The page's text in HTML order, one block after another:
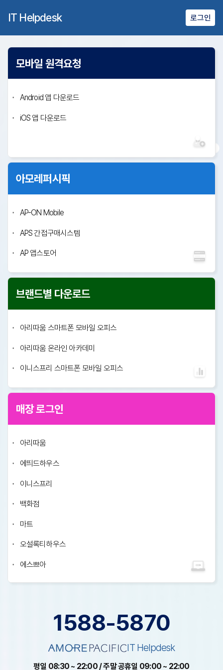
IT Helpdesk 로그인
모바일 원격요청
Android 앱 다운로드
iOS 앱 다운로드
아모레퍼시픽
AP-ON Mobile
APS 간접구매시스템
AP 앱스토어
브랜드별 다운로드
아리따움 스마트폰 모바일 오피스
아리따움 온라인 아카데미
이니스프리 스마트폰 모바일 오피스
매장 로그인
아리따움
에띄드하우스
이니스프리
백화점
마트
오설록티하우스
에스쁘아
1588-5870
IT Helpdesk
평일 08:30 ~ 22:00 / 주말 공휴일 09:00 ~ 22:00